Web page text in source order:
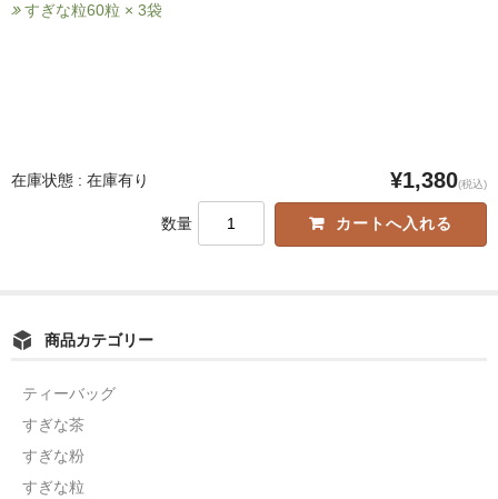
すぎな粒60粒 × 3袋
在庫状態 : 在庫有り ¥1,380(税込)
数量
商品カテゴリー
すぎな粉
すぎな粒
すぎな茶
ティーバッグ